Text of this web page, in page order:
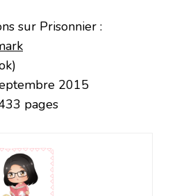
sur Prisonnier :
2015
pages